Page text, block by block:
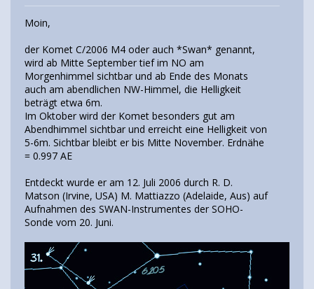
Moin,
der Komet C/2006 M4 oder auch *Swan* genannt,
wird ab Mitte September tief im NO am
Morgenhimmel sichtbar und ab Ende des Monats
auch am abendlichen NW-Himmel, die Helligkeit
beträgt etwa 6m.
Im Oktober wird der Komet besonders gut am
Abendhimmel sichtbar und erreicht eine Helligkeit von
5-6m. Sichtbar bleibt er bis Mitte November. Erdnähe
= 0.997 AE
Entdeckt wurde er am 12. Juli 2006 durch R. D.
Matson (Irvine, USA) M. Mattiazzo (Adelaide, Aus) auf
Aufnahmen des SWAN-Instrumentes der SOHO-
Sonde vom 20. Juni.